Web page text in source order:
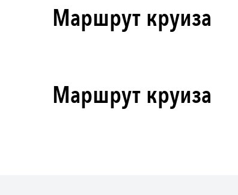
Маршрут круиза
Маршрут круиза